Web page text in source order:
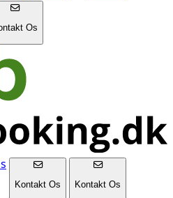
Os
Kontakt Os Kontakt Os